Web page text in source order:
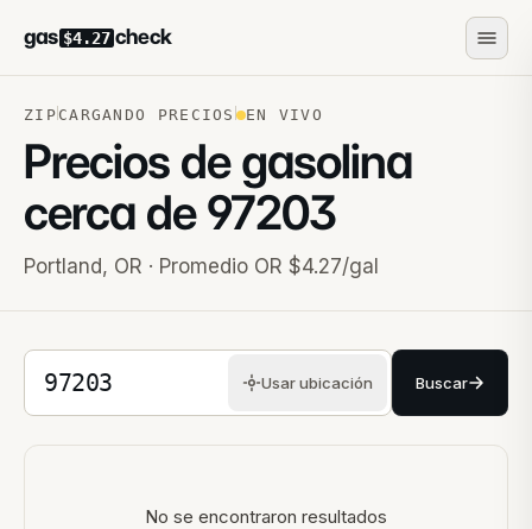
gas $4.27 check
ZIP CARGANDO PRECIOS EN VIVO
Precios de gasolina
cerca de97203
Portland, OR · Promedio OR $4.27/gal
Código postal de 5 dígitos
Usar ubicación Buscar
Estaciones cercanas
No se encontraron resultados